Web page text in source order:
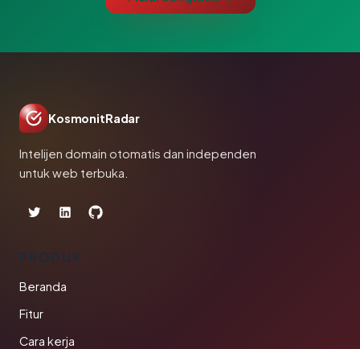
KosmonitRadar
Intelijen domain otomatis dan independen
untuk web terbuka.
PRODUK
Beranda
Fitur
Cara kerja